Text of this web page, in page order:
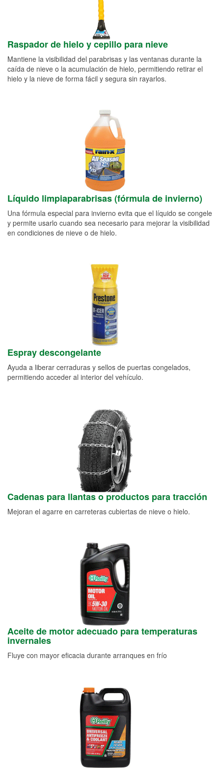
Raspador de hielo y cepillo para nieve
Mantiene la visibilidad del parabrisas y las ventanas durante la
caída de nieve o la acumulación de hielo, permitiendo retirar el
hielo y la nieve de forma fácil y segura sin rayarlos.
Líquido limpiaparabrisas (fórmula de invierno)
Una fórmula especial para invierno evita que el líquido se congele
y permite usarlo cuando sea necesario para mejorar la visibilidad
en condiciones de nieve o de hielo.
Espray descongelante
Ayuda a liberar cerraduras y sellos de puertas congelados,
permitiendo acceder al interior del vehículo.
Cadenas para llantas o productos para tracción
Mejoran el agarre en carreteras cubiertas de nieve o hielo.
Aceite de motor adecuado para temperaturas
invernales
Fluye con mayor eficacia durante arranques en frío